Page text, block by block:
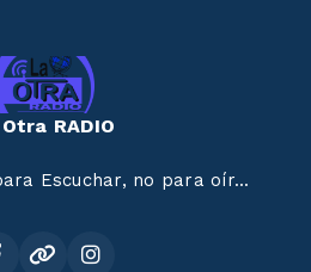
RADIO
Escuchar, no para oír...